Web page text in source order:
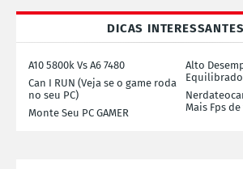
DICAS
A10 5800k Vs A6 7480
Alto
Equilibrado
Can I RUN (Veja se o game roda
no seu PC)
Mais Fps
Monte Seu PC GAMER